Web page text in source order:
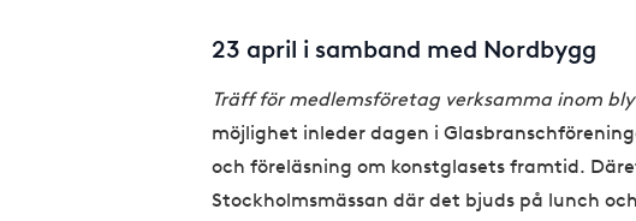
23 april i samband med Nordbygg
Träff för medlemsföretag verksamma inom
möjlighet inleder dagen i
och föreläsning om konstglasets framtid.
Stockholmsmässan där det bjuds på lunch